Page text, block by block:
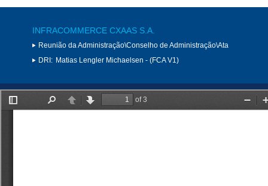
INFRACOMMERCE CXAAS S.A.
Reunião da Administração\Conselho de Administração\Ata
DRI: Matias Lengler Michaelsen - (FCA V1)